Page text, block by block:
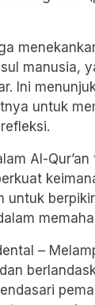
manusia,
Ini
untuk
Al-
untuk
–